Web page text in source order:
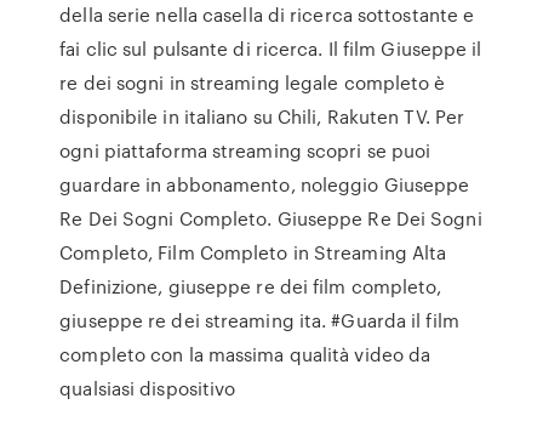
della serie nella casella di ricerca sottostante e
fai clic sul pulsante di ricerca. Il film Giuseppe il
re dei sogni in streaming legale completo è
disponibile in italiano su Chili, Rakuten TV. Per
ogni piattaforma streaming scopri se puoi
guardare in abbonamento, noleggio Giuseppe
Re Dei Sogni Completo. Giuseppe Re Dei Sogni
Completo, Film Completo in Streaming Alta
Definizione, giuseppe re dei film completo,
giuseppe re dei streaming ita. #Guarda il film
completo con la massima qualità video da
qualsiasi dispositivo